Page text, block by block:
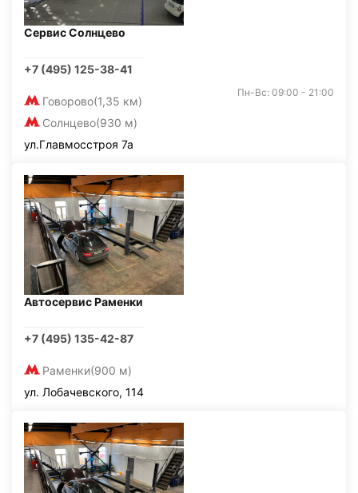
Сервис Солнцево
+7 (495) 125-38-41
Говорово(1,35 км)
Солнцево(930 м)
Пн-Вс: 09:00 - 21:00
ул.Главмосстроя 7а
Автосервис Раменки
+7 (495) 135-42-87
Раменки(900 м)
ул. Лобачевского, 114